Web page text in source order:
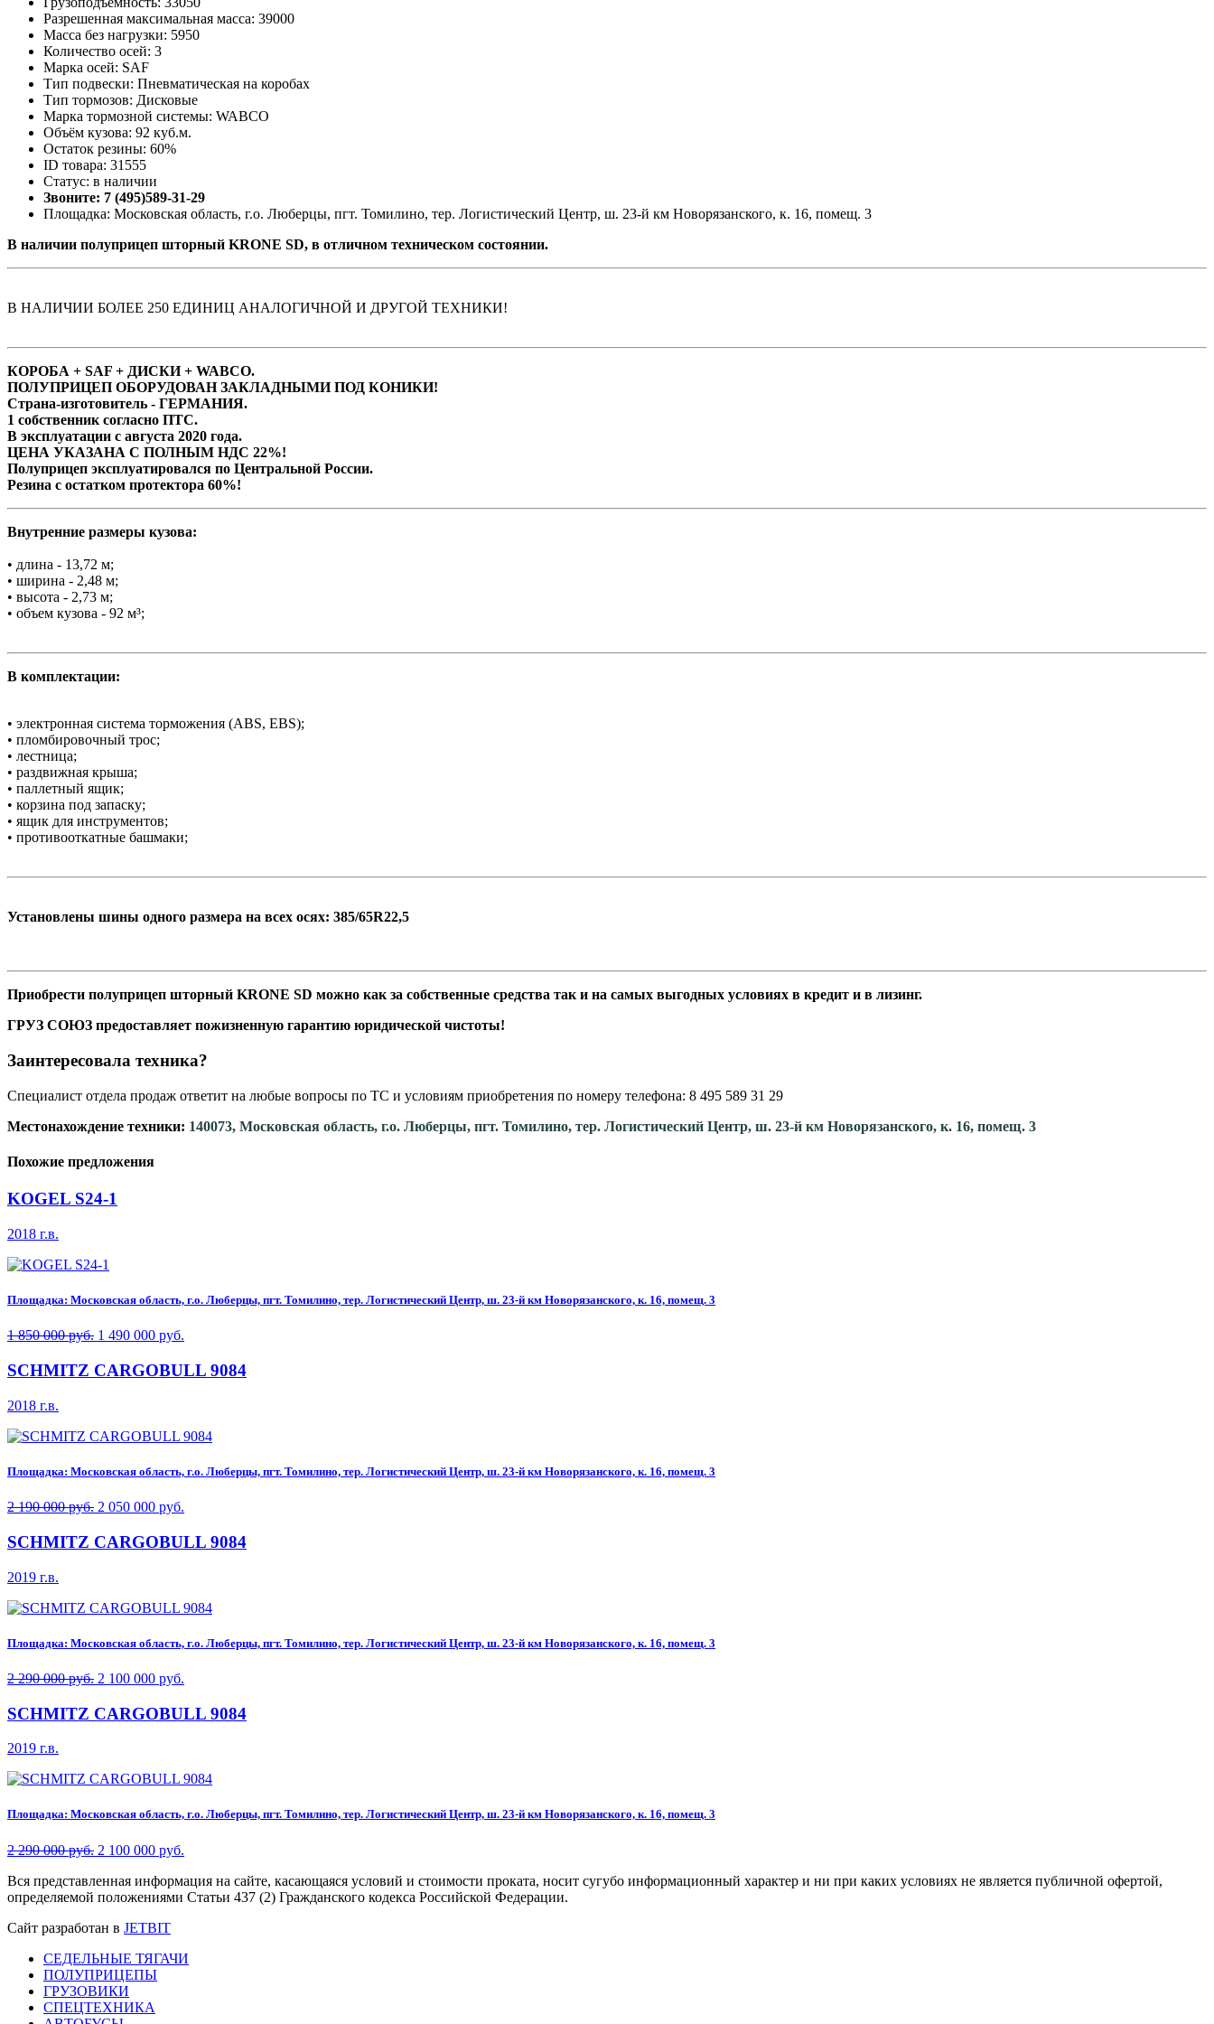
Разрешенная максимальная масса: 39000
Масса без нагрузки: 5950
Количество осей: 3
Марка осей: SAF
Тип подвески: Пневматическая на коробах
Тип тормозов: Дисковые
Марка тормозной системы: WABCO
Объём кузова: 92 куб.м.
Остаток резины: 60%
ID товара: 31555
Статус: в наличии
Звоните: 7 (495)589-31-29
Площадка: Московская область, г.о. Люберцы, пгт. Томилино, тер. Логистический Центр, ш. 23-й км Новорязанского, к. 16, помещ. 3
В наличии полуприцеп шторный KRONE SD, в отличном техническом состоянии.
В НАЛИЧИИ БОЛЕЕ 250 ЕДИНИЦ АНАЛОГИЧНОЙ И ДРУГОЙ ТЕХНИКИ!
КОРОБА + SAF + ДИСКИ + WABCO.
ПОЛУПРИЦЕП ОБОРУДОВАН ЗАКЛАДНЫМИ ПОД КОНИКИ!
Страна-изготовитель - ГЕРМАНИЯ.
1 собственник согласно ПТС.
В эксплуатации с августа 2020 года.
ЦЕНА УКАЗАНА С ПОЛНЫМ НДС 22%!
Полуприцеп эксплуатировался по Центральной России.
Резина с остатком протектора 60%!
Внутренние размеры кузова:
• длина - 13,72 м;
• ширина - 2,48 м;
• высота - 2,73 м;
• объем кузова - 92 м³;
В комплектации:
• электронная система торможения (ABS, EBS);
• пломбировочный трос;
• лестница;
• раздвижная крыша;
• паллетный ящик;
• корзина под запаску;
• ящик для инструментов;
• противооткатные башмаки;
Установлены шины одного размера на всех осях: 385/65R22,5
Приобрести полуприцеп шторный KRONE SD можно как за собственные средства так и на самых выгодных условиях в кредит и в лизинг.
ГРУЗ СОЮЗ предоставляет пожизненную гарантию юридической чистоты!
Заинтересовала техника?
Специалист отдела продаж ответит на любые вопросы по ТС и условиям приобретения по номеру телефона: 8 495 589 31 29
Местонахождение техники: 140073, Московская область, г.о. Люберцы, пгт. Томилино, тер. Логистический Центр, ш. 23-й км Новорязанского, к. 16, помещ. 3
Похожие предложения
KOGEL S24-1
2018 г.в.
Площадка: Московская область, г.о. Люберцы, пгт. Томилино, тер. Логистический Центр, ш. 23-й км Новорязанского, к. 16, помещ. 3
1 850 000 руб. 1 490 000 руб.
SCHMITZ CARGOBULL 9084
2018 г.в.
Площадка: Московская область, г.о. Люберцы, пгт. Томилино, тер. Логистический Центр, ш. 23-й км Новорязанского, к. 16, помещ. 3
2 190 000 руб. 2 050 000 руб.
SCHMITZ CARGOBULL 9084
2019 г.в.
Площадка: Московская область, г.о. Люберцы, пгт. Томилино, тер. Логистический Центр, ш. 23-й км Новорязанского, к. 16, помещ. 3
2 290 000 руб. 2 100 000 руб.
SCHMITZ CARGOBULL 9084
2019 г.в.
Площадка: Московская область, г.о. Люберцы, пгт. Томилино, тер. Логистический Центр, ш. 23-й км Новорязанского, к. 16, помещ. 3
2 290 000 руб. 2 100 000 руб.
Вся представленная информация на сайте, касающаяся условий и стоимости проката, носит сугубо информационный характер и ни при каких условиях не является публичной офертой,
определяемой положениями Статьи 437 (2) Гражданского кодекса Российской Федерации.
Сайт разработан в JETBIT
СЕДЕЛЬНЫЕ ТЯГАЧИ
ПОЛУПРИЦЕПЫ
ГРУЗОВИКИ
СПЕЦТЕХНИКА